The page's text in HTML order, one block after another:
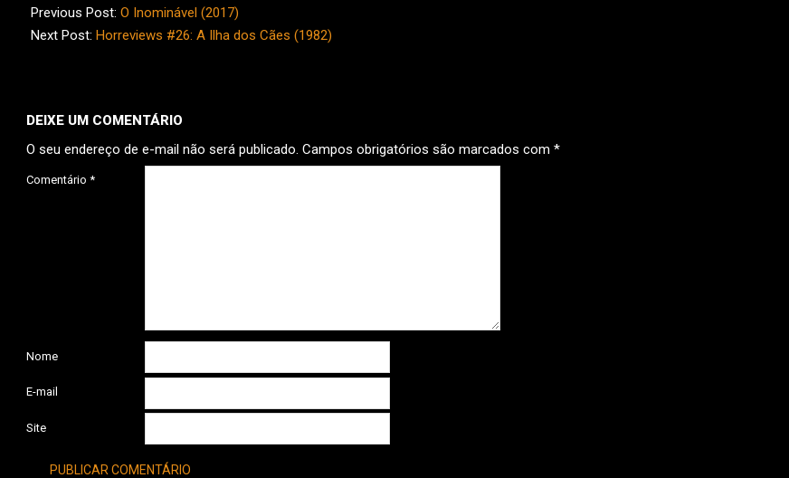
08-
30
Previous Post: O Inominável (2017)
Next Post: Horreviews #26: A Ilha dos Cães (1982)
DEIXE UM COMENTÁRIO
O seu endereço de e-mail não será publicado. Campos obrigatórios são marcados com *
Comentário *
Nome
E-mail
Site